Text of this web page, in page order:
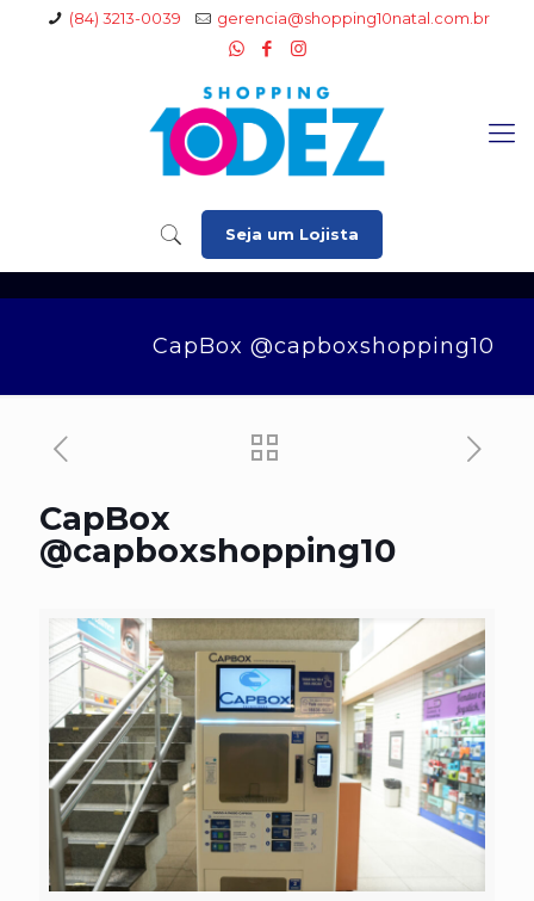
(84) 3213-0039 gerencia@shopping10natal.com.br
Seja um Lojista
CapBox @capboxshopping10
CapBox
@capboxshopping10